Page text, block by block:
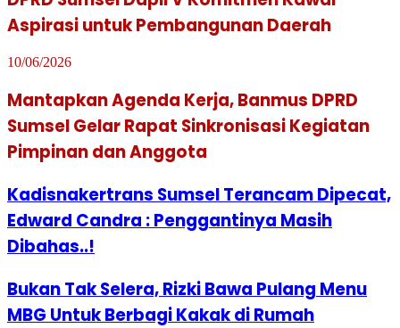
Aspirasi untuk Pembangunan Daerah
10/06/2026
Mantapkan Agenda Kerja, Banmus DPRD
Sumsel Gelar Rapat Sinkronisasi Kegiatan
Pimpinan dan Anggota
Kadisnakertrans Sumsel Terancam Dipecat,
Edward Candra : Penggantinya Masih
Dibahas..!
Bukan Tak Selera, Rizki Bawa Pulang Menu
MBG Untuk Berbagi Kakak di Rumah